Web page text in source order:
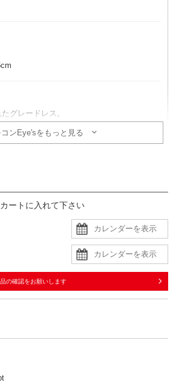
グレードレス。
と透け感のあるチュールが、可憐で優しい
ンEye'sをもっと見る
トーンで統一することで、柔らかさが引き
れると、コーデ全体が引き締まり、洗練さ
ないインナーを着用すると安心です。
の生地に同色裏地の二枚重ね
はチュール生地で、透け感あり
成人式、同窓会、パーティー、デートなど
ートに入れて下さい
の確認をお願いします